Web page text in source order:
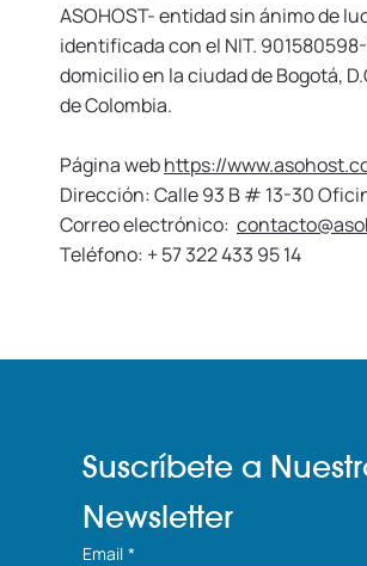
ASOHOST- entidad sin ánimo de
identificada con el NIT.
domicilio en la ciudad de Bogotá,
de Colombia.
Página webhttps://
Dirección: Calle 93 B # 13-30
Correo electrónico:
Teléfono: + 57 322 433 95 14
Suscríbete a
Newsletter
Email *